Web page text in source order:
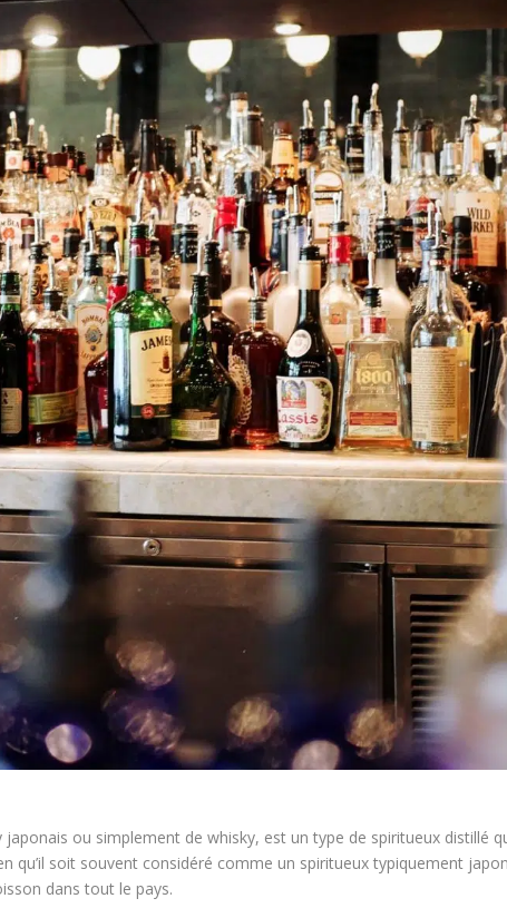
ou simplement de whisky, est un type de spiritueux distillé
qu’il soit souvent considéré comme un spiritueux typiquement
dans tout le pays.